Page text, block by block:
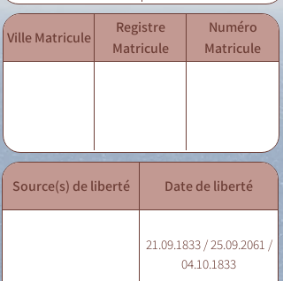
Ville Matricule
Registre
Matricule
Numéro
Matricule
Source(s) de liberté Date de liberté
21.09.1833 / 25.09.2061 /
04.10.1833